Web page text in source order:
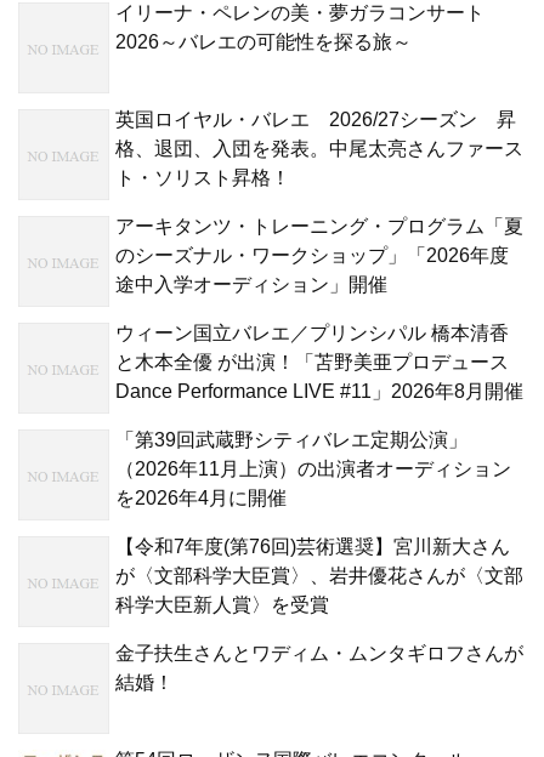
イリーナ・ペレンの美・夢ガラコンサート
2026～バレエの可能性を探る旅～
英国ロイヤル・バレエ 2026/27シーズン 昇
格、退団、入団を発表。中尾太亮さんファース
ト・ソリスト昇格！
アーキタンツ・トレーニング・プログラム「夏
のシーズナル・ワークショップ」「2026年度
途中入学オーディション」開催
ウィーン国立バレエ／プリンシパル 橋本清香
と木本全優 が出演！「苫野美亜プロデュース
Dance Performance LIVE #11」2026年8月開催
「第39回武蔵野シティバレエ定期公演」
（2026年11月上演）の出演者オーディション
を2026年4月に開催
【令和7年度(第76回)芸術選奨】宮川新大さん
が〈文部科学大臣賞〉、岩井優花さんが〈文部
科学大臣新人賞〉を受賞
金子扶生さんとワディム・ムンタギロフさんが
結婚！